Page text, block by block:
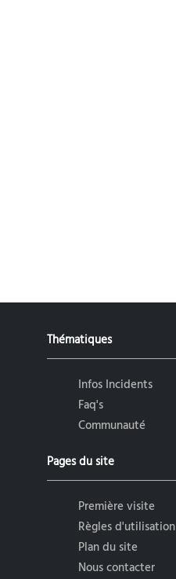
Thématiques
Infos Incidents
Faq's
Communauté
Pages du site
Première visite
Règles d'utilisation
Plan du site
Nous contacter